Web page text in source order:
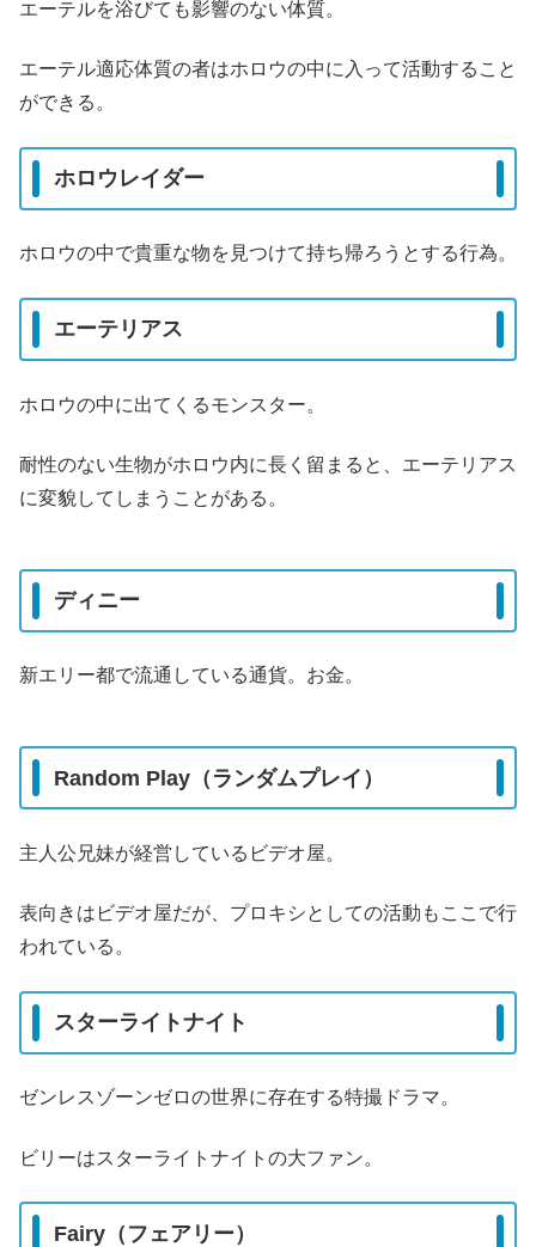
エーテルを浴びても影響のない体質。
エーテル適応体質の者はホロウの中に入って活動すること
ができる。
ホロウレイダー
ホロウの中で貴重な物を見つけて持ち帰ろうとする行為。
エーテリアス
ホロウの中に出てくるモンスター。
耐性のない生物がホロウ内に長く留まると、エーテリアス
に変貌してしまうことがある。
ディニー
新エリー都で流通している通貨。お金。
Random Play（ランダムプレイ）
主人公兄妹が経営しているビデオ屋。
表向きはビデオ屋だが、プロキシとしての活動もここで行
われている。
スターライトナイト
ゼンレスゾーンゼロの世界に存在する特撮ドラマ。
ビリーはスターライトナイトの大ファン。
Fairy（フェアリー）